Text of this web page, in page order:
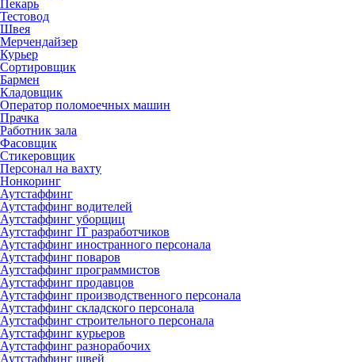
Пекарь
Тестовод
Швея
Мерчендайзер
Курьер
Сортировщик
Бармен
Кладовщик
Оператор поломоечных машин
Прачка
Работник зала
Фасовщик
Стикеровщик
Персонал на вахту
Нонкоринг
Аутстаффинг
Аутстаффинг водителей
Аутстаффинг уборщиц
Аутстаффинг IT разработчиков
Аутстаффинг иностранного персонала
Аутстаффинг поваров
Аутстаффинг программистов
Аутстаффинг продавцов
Аутстаффинг производственного персонала
Аутстаффинг складского персонала
Аутстаффинг строительного персонала
Аутстаффинг курьеров
Аутстаффинг разнорабочих
Аутстаффинг швей